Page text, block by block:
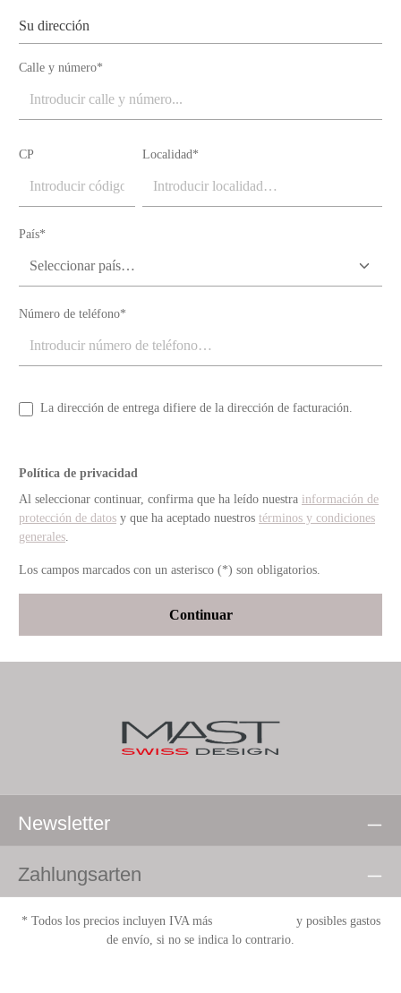
Su dirección
Calle y número*
CP Localidad*
País*
Número de teléfono*
La dirección de entrega difiere de la dirección de facturación.
Política de privacidad
Al seleccionar continuar, confirma que ha leído nuestra información de
protección de datos y que ha aceptado nuestros términos y condiciones
generales.
Los campos marcados con un asterisco (*) son obligatorios.
Continuar
Newsletter
Zahlungsarten
* Todos los precios incluyen IVA más
y posibles gastos
de envío, si no se indica lo contrario.